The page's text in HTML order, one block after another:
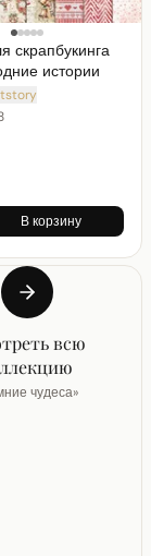
скрапбукинга
истории
В корзину
всю
чудеса»